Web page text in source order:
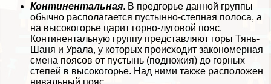
Континентальная. В предгорье данной группы
обычно располагается пустынно-степная полоса, а
на высокогорье царит горно-луговой пояс.
Континентальную группу представляют горы Тянь-
Шаня и Урала, у которых происходит закономерная
смена поясов от пустынь (подножия) до горных
степей в высокогорье. Над ними также расположен
нивальный пояс.